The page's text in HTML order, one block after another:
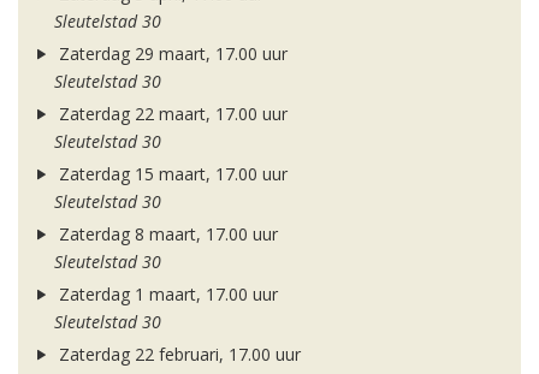
Sleutelstad 30
Zaterdag 29 maart, 17.00 uur
Sleutelstad 30
Zaterdag 22 maart, 17.00 uur
Sleutelstad 30
Zaterdag 15 maart, 17.00 uur
Sleutelstad 30
Zaterdag 8 maart, 17.00 uur
Sleutelstad 30
Zaterdag 1 maart, 17.00 uur
Sleutelstad 30
Zaterdag 22 februari, 17.00 uur